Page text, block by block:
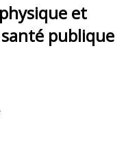
et
publique